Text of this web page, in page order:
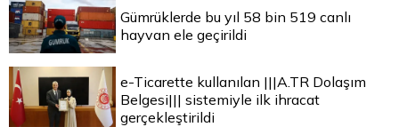
Gümrüklerde bu yıl 58 bin 519 canlı
hayvan ele geçirildi
e-Ticarette kullanılan |||A.TR Dolaşım
Belgesi||| sistemiyle ilk ihracat
gerçekleştirildi